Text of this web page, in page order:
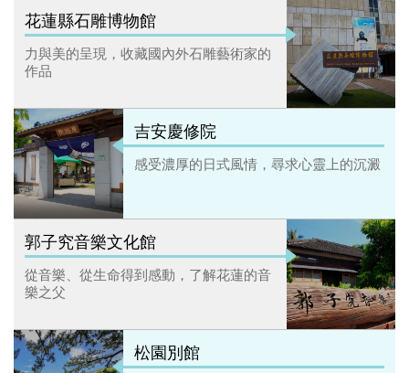
花蓮縣石雕博物館
力與美的呈現，收藏國內外石雕藝術家的
作品
吉安慶修院
感受濃厚的日式風情，尋求心靈上的沉澱
郭子究音樂文化館
從音樂、從生命得到感動，了解花蓮的音
樂之父
松園別館